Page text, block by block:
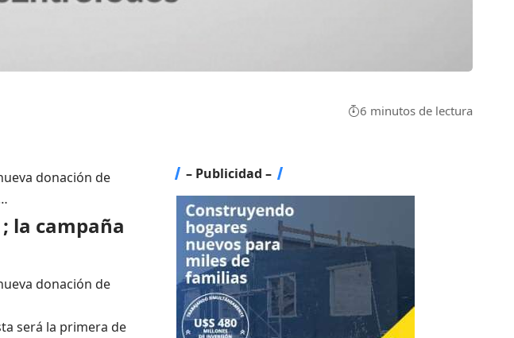
6 minutos de lectura
donación de
la campaña
donación de
será la primera de
– Publicidad –